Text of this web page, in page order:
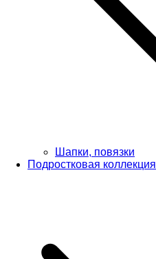
Шапки, повязки
Подростковая коллекция